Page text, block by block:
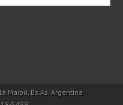
Maipú, Bs.As. Argentina